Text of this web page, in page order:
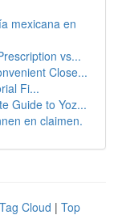
mexicana en
vs...
Close...
Fi...
Guide to Yoz...
en claimen.
Tag Cloud | Top